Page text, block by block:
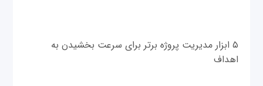
۵ ابزار مدیریت پروژه برتر برای سرعت بخشیدن به
اهداف